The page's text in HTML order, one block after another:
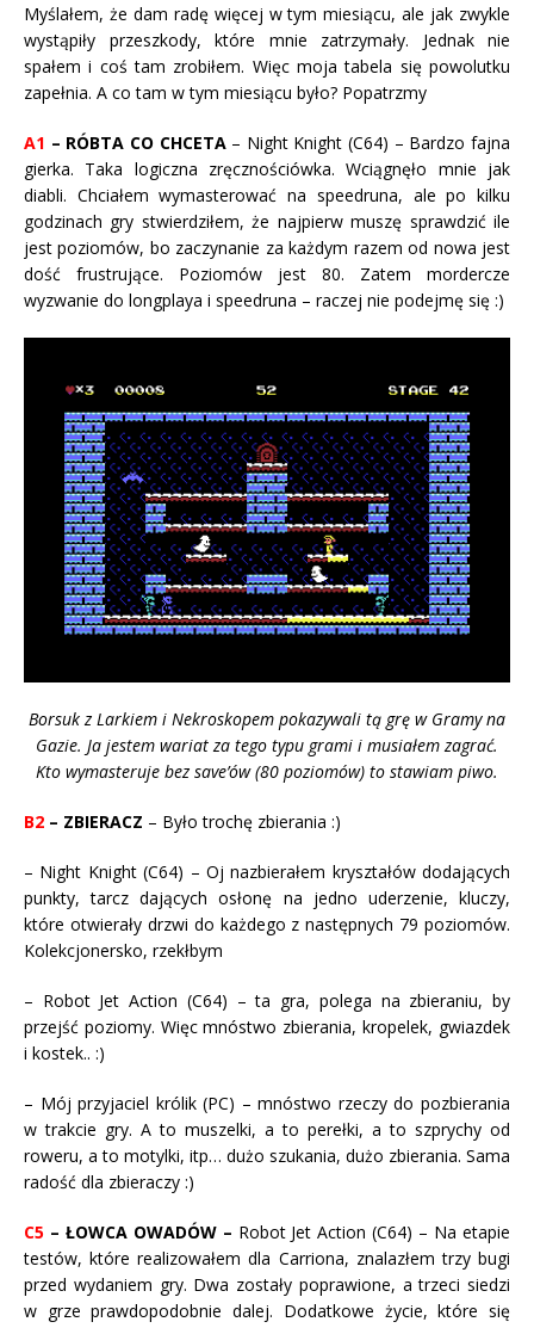
Myślałem, że dam radę więcej w tym miesiącu, ale jak zwykle
wystąpiły przeszkody, które mnie zatrzymały. Jednak nie
spałem i coś tam zrobiłem. Więc moja tabela się powolutku
zapełnia. A co tam w tym miesiącu było? Popatrzmy
A1 – RÓBTA CO CHCETA– Night Knight (C64) – Bardzo fajna
gierka. Taka logiczna zręcznościówka. Wciągnęło mnie jak
diabli. Chciałem wymasterować na speedruna, ale po kilku
godzinach gry stwierdziłem, że najpierw muszę sprawdzić ile
jest poziomów, bo zaczynanie za każdym razem od nowa jest
dość frustrujące. Poziomów jest 80. Zatem mordercze
wyzwanie do longplaya i speedruna – raczej nie podejmę się :)
Borsuk z Larkiem i Nekroskopem pokazywali tą grę w Gramy na
Gazie. Ja jestem wariat za tego typu grami i musiałem zagrać.
Kto wymasteruje bez save’ów (80 poziomów) to stawiam piwo.
B2 – ZBIERACZ – Było trochę zbierania :)
– Night Knight (C64) – Oj nazbierałem kryształów dodających
punkty, tarcz dających osłonę na jedno uderzenie, kluczy,
które otwierały drzwi do każdego z następnych 79 poziomów.
Kolekcjonersko, rzekłbym
– Robot Jet Action (C64) – ta gra, polega na zbieraniu, by
przejść poziomy. Więc mnóstwo zbierania, kropelek, gwiazdek
i kostek.. :)
– Mój przyjaciel królik (PC) – mnóstwo rzeczy do pozbierania
w trakcie gry. A to muszelki, a to perełki, a to szprychy od
roweru, a to motylki, itp… dużo szukania, dużo zbierania. Sama
radość dla zbieraczy :)
C5 – ŁOWCA OWADÓW – Robot Jet Action (C64) – Na etapie
testów, które realizowałem dla Carriona, znalazłem trzy bugi
przed wydaniem gry. Dwa zostały poprawione, a trzeci siedzi
w grze prawdopodobnie dalej. Dodatkowe życie, które się